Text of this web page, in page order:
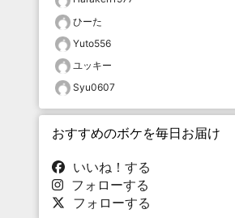
ひーた
Yuto556
ユッキー
Syu0607
おすすめのボケを毎日お届け
いいね！する
フォローする
フォローする